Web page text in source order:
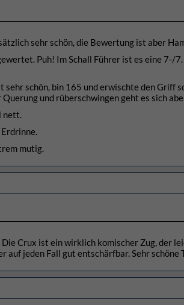
sehr schön, die Bewertung ist aber
Puh! Im Schall Führer ist es eine 7-/
schön, bin 165 und erwischte den Griff
und rüberschwingen geht es sich
nett.
mutig.
Die Crux ist ein wirklich komischer Zug, der
auf jeden Fall gut entschärfbar. Sehr schöne